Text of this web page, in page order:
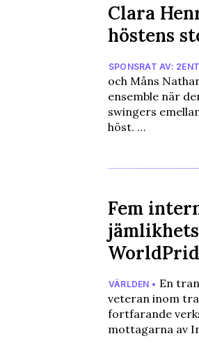
Clara
höstens
SPONSRAT AV:
och Måns
ensemble när
swingers
höst. …
Fem
VÄRLDEN • En
veteran inom
fortfarande
mottagarna av